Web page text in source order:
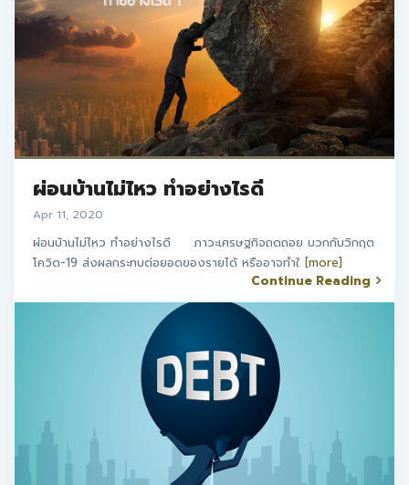
ผ่อนบ้านไม่ไหว ทำอย่างไรดี
Apr 11, 2020
ผ่อนบ้านไม่ไหว ทำอย่างไรดี ภาวะเศรษฐกิจถดถอย บวกกับวิกฤต
โควิด-19 ส่งผลกระทบต่อยอดของรายได้ หรืออาจทำใ [more]
Continue Reading